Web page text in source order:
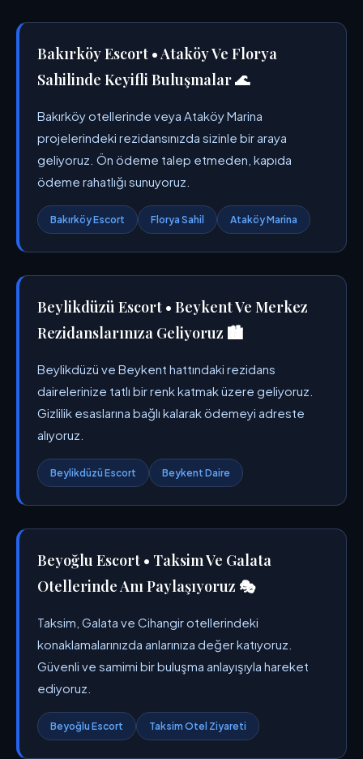
Bakırköy Escort • Ataköy Ve Florya
Sahilinde Keyifli Buluşmalar 🌊
Bakırköy otellerinde veya Ataköy Marina
projelerindeki rezidansınızda sizinle bir araya
geliyoruz. Ön ödeme talep etmeden, kapıda
ödeme rahatlığı sunuyoruz.
Bakırköy Escort Florya Sahil Ataköy Marina
Beylikdüzü Escort • Beykent Ve Merkez
Rezidanslarınıza Geliyoruz 🏙️
Beylikdüzü ve Beykent hattındaki rezidans
dairelerinize tatlı bir renk katmak üzere geliyoruz.
Gizlilik esaslarına bağlı kalarak ödemeyi adreste
alıyoruz.
Beylikdüzü Escort Beykent Daire
Beyoğlu Escort • Taksim Ve Galata
Otellerinde Anı Paylaşıyoruz 🎭
Taksim, Galata ve Cihangir otellerindeki
konaklamalarınızda anlarınıza değer katıyoruz.
Güvenli ve samimi bir buluşma anlayışıyla hareket
ediyoruz.
Beyoğlu Escort Taksim Otel Ziyareti